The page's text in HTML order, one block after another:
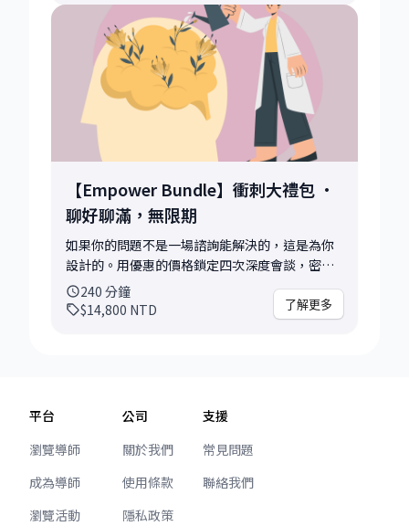
間，讓你在前進的過程中，有人陪你一起梳理、
校準與調整方向。 你不需要一次想清楚所有答
案。我們可以在兩次對談之間，留給自己一些探
索與實踐的時間，再帶著新的發現回來繼續前
進。 會前我會做的準備： - 閱讀你提供的履歷或
背景簡述 - 了解你兩堂希望聚焦的主軸，預先整
理切入角度 適合對象： ✨ 已完成初探諮詢，希望
進一步討論下一步行動 ✨ 正在找工作、轉職或探
索新方向，需要階段性支持 ✨ 已經有想法，但希
望有人協助整理思路與優先順序 ✨ 想在重要決策
前後，有機會再次討論與校準 你能帶走： • 兩次
會談的重點紀錄與行動清單 • 根據你的背景、目
標與進度客製化討論 • 對談之間的行動規劃與下
空間 深聊解鎖，陪你從想法走向行動，在前進的
路上持續突破。🫶
【Empower Bundle】衝刺大禮包 ·
聊好聊滿，無限期
如果你的問題不是一場諮詢能解決的，這是為你
設計的。用優惠的價格鎖定四次深度會談，密集
陪你從現況盤點到落地執行，不只給方向，陪你
走到那一步🏁 4次×60分鐘 · 無限期使用。 適合
兩種人： 🔥 求職衝刺型——正在積極找工作、想
manager 視角直接開炮修改 • LinkedIn 精修：
讓你的 profile 被找到、被記住 • 面試策略：
behavior questions、自我介紹、最難回答的問
修正講話習慣與口條 • 投遞策略：目標公司選
擇、時機判斷、跟進節奏 💡 職涯卡關型——不急
240 分鐘
$14,800 NTD 了解更多
平台
瀏覽導師
成為導師
瀏覽活動
公司
關於我們
使用條款
隱私政策
支援
常見問題
聯絡我們